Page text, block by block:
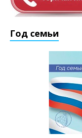
Год семьи